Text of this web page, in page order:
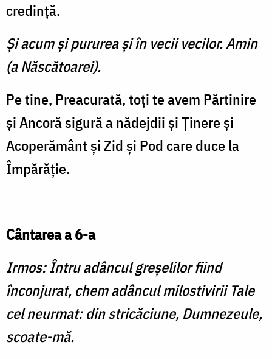
credinţă.
Şi acum şi pururea şi în vecii vecilor. Amin
(a Născătoarei).
Pe tine, Preacurată, toţi te avem Părtinire
şi Ancoră sigură a nădejdii şi Ţinere şi
Acoperământ şi Zid şi Pod care duce la
Împărăţie.
Cântarea a 6-a
Irmos: Întru adâncul greşelilor fiind
înconjurat, chem adâncul milostivirii Tale
cel neurmat: din stricăciune, Dumnezeule,
scoate-mă.